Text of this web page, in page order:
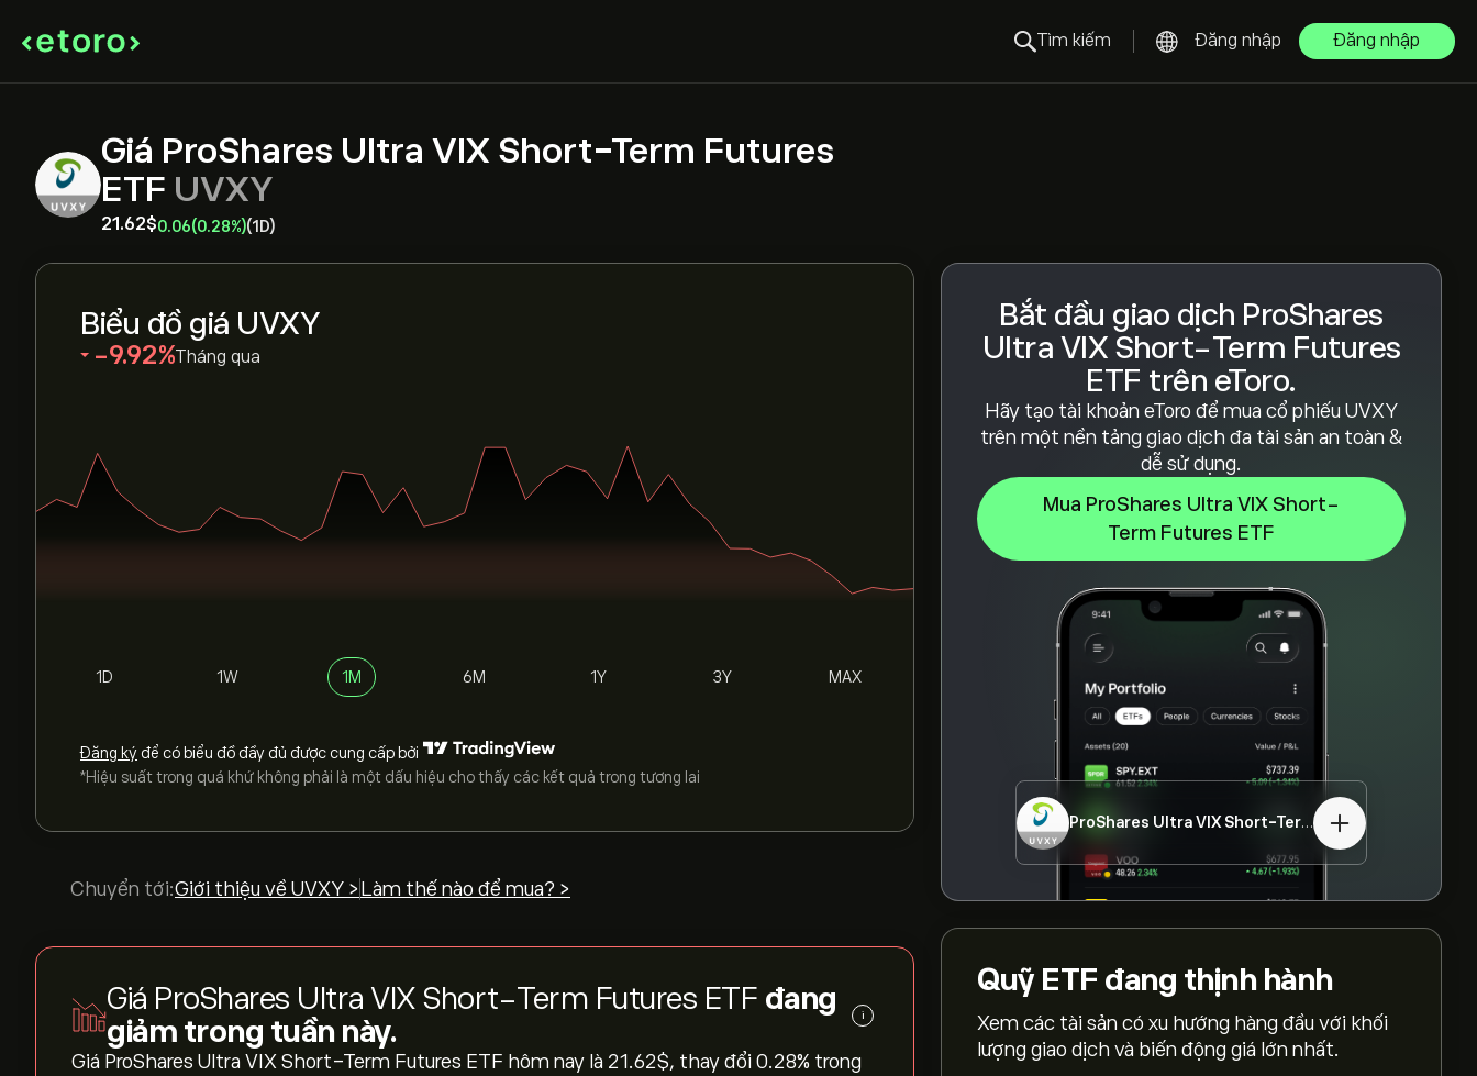
Tìm kiếm Đăng nhập Đăng nhập
Giá ProShares Ultra VIX Short-Term Futures
ETF UVXY
21.62‎$‎0.06(0.28%)(1D)
Bắt đầu giao dịch ProShares
Ultra VIX Short-Term Futures
ETF trên eToro.
Hãy tạo tài khoản eToro để mua cổ phiếu UVXY
trên một nền tảng giao dịch đa tài sản an toàn &
dễ sử dụng.
Mua ProShares Ultra VIX Short-
Term Futures ETF
ProShares Ultra VIX Short-Term Futures ETF
Quỹ ETF đang thịnh hành
Xem các tài sản có xu hướng hàng đầu với khối
lượng giao dịch và biến động giá lớn nhất.
Biểu đồ giá UVXY
‎-9.92‎ Tháng qua
1D 1W 1M 6M 1Y 3Y MAX
Đăng ký để có biểu đồ đầy đủ được cung cấp bởi
*Hiệu suất trong quá khứ không phải là một dấu hiệu cho thấy các kết quả trong tương lai
Chuyển tới:Giới thiệu về UVXY > Làm thế nào để mua? >
Giá ProShares Ultra VIX Short-Term Futures ETF đang
giảm trong tuần này.
i
Giá ProShares Ultra VIX Short-Term Futures ETF hôm nay là 21.62‎$‎, thay đổi ‎0.28‎% trong